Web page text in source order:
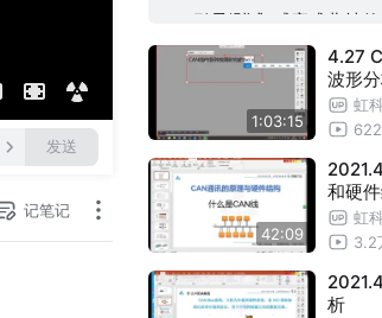
发送
记笔记
汽油机）
20.引导测试-感应式曲轴
地-运行中）
21.引导测试-缸内直喷式
22.引导测试-缸内直喷式
汽油机）
23.引导测试-缸内直喷式喷
电流（汽油机）
1:03:15
4.27
波形
虹
42:09
和硬件
虹
3.2
析